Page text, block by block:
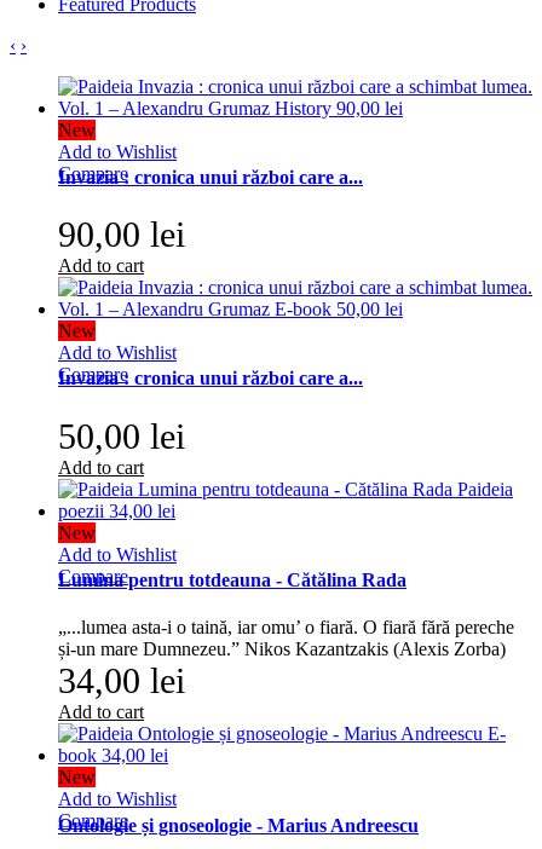
‹ ›
New
Add to Wishlist
Compare
Invazia : cronica unui război care a...
90,00 lei
Add to cart
New
Add to Wishlist
Compare
Invazia : cronica unui război care a...
50,00 lei
Add to cart
New
Add to Wishlist
Compare
Lumina pentru totdeauna - Cătălina Rada
„...lumea asta-i o taină, iar omu’ o fiară. O fiară fără pereche
și-un mare Dumnezeu.” Nikos Kazantzakis (Alexis Zorba)
34,00 lei
Add to cart
New
Add to Wishlist
Compare
Ontologie și gnoseologie - Marius Andreescu